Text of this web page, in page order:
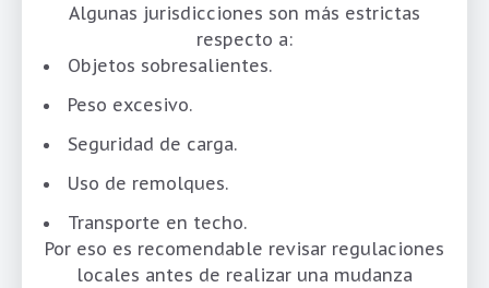
Algunas jurisdicciones son más estrictas
respecto a:
Objetos sobresalientes.
Peso excesivo.
Seguridad de carga.
Uso de remolques.
Transporte en techo.
Por eso es recomendable revisar regulaciones
locales antes de realizar una mudanza